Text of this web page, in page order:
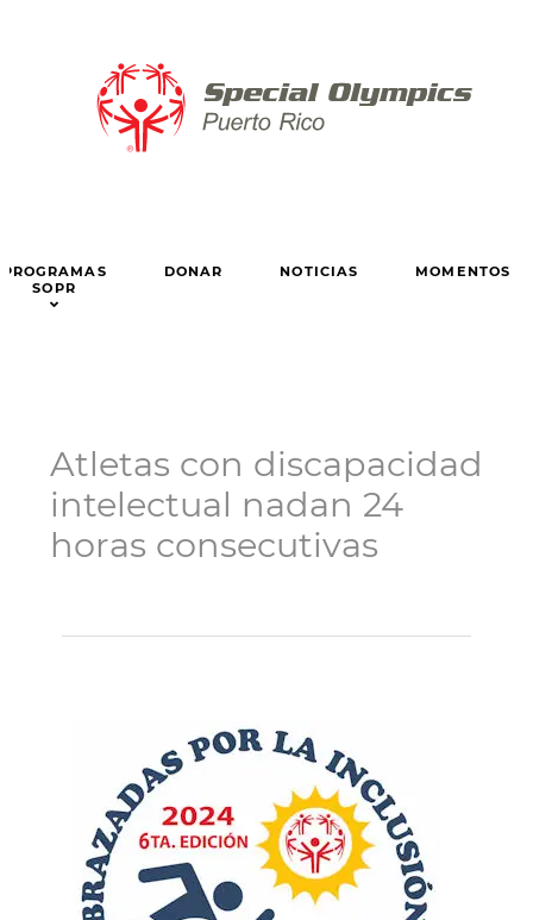
PROGRAMAS
SOPR
DONAR NOTICIAS MOMENTOS
Atletas con discapacidad
intelectual nadan 24
horas consecutivas